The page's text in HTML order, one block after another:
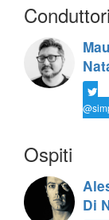
Conduttori
Ospiti
Di